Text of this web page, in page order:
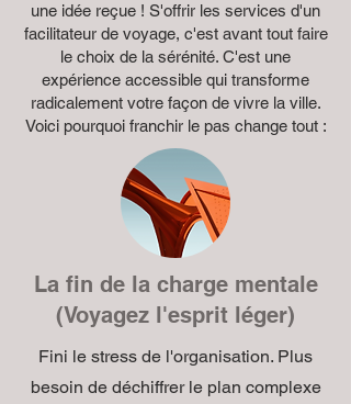
une idée reçue ! S'offrir les services d'un
facilitateur de voyage, c'est avant tout faire
le choix de la sérénité. C'est une
expérience accessible qui transforme
radicalement votre façon de vivre la ville.
Voici pourquoi franchir le pas change tout :
La fin de la charge mentale
(Voyagez l'esprit léger)
Fini le stress de l'organisation. Plus
besoin de déchiffrer le plan complexe